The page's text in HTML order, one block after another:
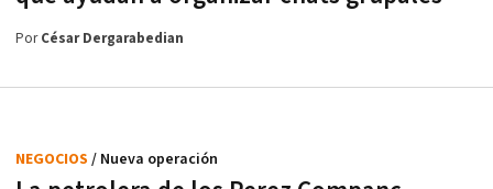
PorCésar Dergarabedian
NEGOCIOS / Nueva operación